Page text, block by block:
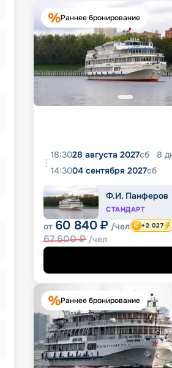
Раннее бронирование
18:3028 августа 2027сб 8
14:3004 сентября 2027сб
Ф.И. Панферов
СТАНДАРТ
от 60 840 ₽ /чел
67 600₽ /чел
+2 027
Раннее бронирование